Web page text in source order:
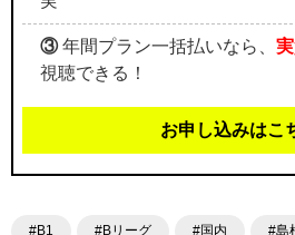
③年間プラン一括払いなら、
視聴できる！
お申し込みはこ
#B1 #Bリーグ #国内 #島